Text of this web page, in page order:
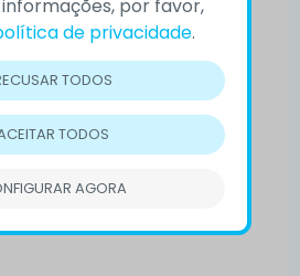
a situação, os
CVV estão
conversar. Sempre
e aceitação. Para
basta acessar
23 e ver todas as
de privacidade.
TODOS
TODOS
AGORA